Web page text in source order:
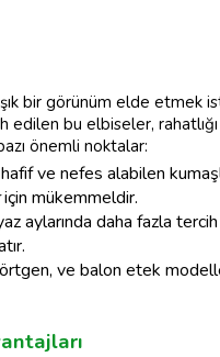
bir görünüm elde etmek
bu elbiseler, rahatlığı
önemli noktalar:
ve nefes alabilen
için mükemmeldir.
aylarında daha fazla
ve balon etek